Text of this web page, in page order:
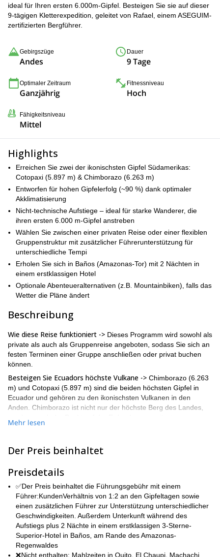
ideal für Ihren ersten 6.000m-Gipfel. Besteigen Sie sie auf dieser
9-tägigen Kletterexpedition, geleitet von Rafael, einem ASEGUIM-
zertifizierten Bergführer.
Gebirgszüge
Andes
Dauer
9 Tage
Optimaler Zeitraum
Ganzjährig
Fitnessniveau
Hoch
Fähigkeitsniveau
Mittel
Highlights
Erreichen Sie zwei der ikonischsten Gipfel Südamerikas:
Cotopaxi (5.897 m) & Chimborazo (6.263 m)
Entworfen für hohen Gipfelerfolg (~90 %) dank optimaler
Akklimatisierung
Nicht-technische Aufstiege – ideal für starke Wanderer, die
ihren ersten 6.000 m-Gipfel anstreben
Wählen Sie zwischen einer privaten Reise oder einer flexiblen
Gruppenstruktur mit zusätzlicher Führerunterstützung für
unterschiedliche Tempi
Erholen Sie sich in Baños (Amazonas-Tor) mit 2 Nächten in
einem erstklassigen Hotel
Optionale Abenteueralternativen (z.B. Mountainbiken), falls das
Wetter die Pläne ändert
Beschreibung
Wie diese Reise funktioniert -> Dieses Programm wird sowohl als
private als auch als Gruppenreise angeboten, sodass Sie sich an
festen Terminen einer Gruppe anschließen oder privat buchen
können.
Besteigen Sie Ecuadors höchste Vulkane -> Chimborazo (6.263
m) und Cotopaxi (5.897 m) sind die beiden höchsten Gipfel in
Ecuador und gehören zu den ikonischsten Vulkanen in den
Anden. Chimborazo ist nicht nur der höchste Berg des Landes,
Erdmittelpunkt entfernt ist, während Cotopaxi einer der höchsten
vollständige Höhenprogression durch Ecuadors „Avenue of the
Volcanoes“ erleben. Beginnend in Quito umfasst das Programm
gefolgt vom Aufstieg auf Iliniza Norte (5.116 m), ein wichtiger
Schritt, bevor Sie Cotopaxi und letztendlich Chimborazo
versuchen.
Eine nicht-technische, aber anspruchsvolle Herausforderung ->
Obwohl diese Aufstiege in einer echten Hochgebirgsumgebung
stattfinden, sind sienicht-technisch und erfordern keine
vorherige Bergsteigererfahrung. Sie werden Steigeisen und einen
Eispickel auf Gletschergelände verwenden, und alle wesentlichen
Mehr lesen
Der Preis beinhaltet
Preisdetails
✅Der Preis beinhaltet die Führungsgebühr mit einem
Führer:KundenVerhältnis von 1:2 an den Gipfeltagen sowie
einen zusätzlichen Führer zur Unterstützung unterschiedlicher
Geschwindigkeiten. Außerdem Unterkunft während des
Aufstiegs plus 2 Nächte in einem erstklassigen 3-Sterne-
Superior-Hotel in Baños, am Rande des Amazonas-
Regenwaldes
❌Nicht enthalten: Mahlzeiten in Quito, El Chaupi, Machachi